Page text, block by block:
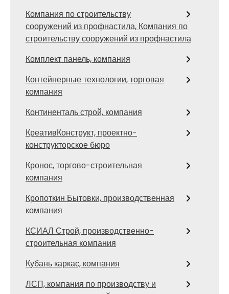
Компания по строительству
сооружений из профнастила, Компания по
строительству сооружений из профнастила
Комплект панель, компания
Контейнерные технологии, торговая
компания
Континенталь строй, компания
КреативКонструкт, проектно-
конструкторское бюро
Кронос, торгово-строительная
компания
Кропоткин Бытовки, производственная
компания
КСИАЛ Строй, производственно-
строительная компания
Кубань каркас, компания
ЛСП, компания по производству и